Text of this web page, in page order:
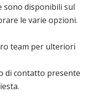
disponibili sul
le varie opzioni.
team per ulteriori
di contatto presente